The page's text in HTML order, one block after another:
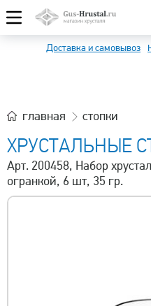
Доставка и самовывоз
главная стопки
ХРУСТАЛЬНЫЕ
Арт. 200458, Набор
огранкой, 6 шт, 35 гр.